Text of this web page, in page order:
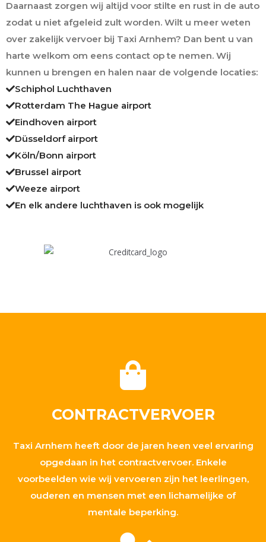
Daarnaast zorgen wij altijd voor stilte en rust in de auto
zodat u niet afgeleid zult worden. Wilt u meer weten
over zakelijk vervoer bij Taxi Arnhem? Dan bent u van
harte welkom om eens contact op te nemen. Wij
kunnen u brengen en halen naar de volgende locaties:
Schiphol Luchthaven
Rotterdam The Hague airport
Eindhoven airport
Düsseldorf airport
Köln/Bonn airport
Brussel airport
Weeze airport
En elk andere luchthaven is ook mogelijk
CONTRACTVERVOER
Taxi Arnhem heeft door de jaren heen veel ervaring
opgedaan in het contractvervoer. Enkele
voorbeelden wie wij vervoeren zijn het leerlingen,
ouderen en mensen met een lichamelijke of
mentale beperking.